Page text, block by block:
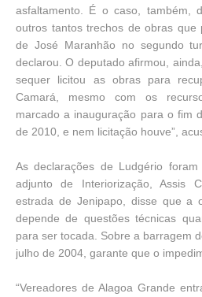
asfaltamento. É o caso, também,
outros tantos trechos de obras que
de José Maranhão no segundo
declarou. O deputado afirmou,
sequer licitou as obras para
Camará, mesmo com os
marcado a inauguração para o fim
de 2010, e nem licitação houve”,
As declarações de Ludgério
adjunto de Interiorização, Assis
estrada de Jenipapo, disse que a
depende de questões técnicas
para ser tocada. Sobre a barragem
julho de 2004, garante que o
“Vereadores de Alagoa Grande